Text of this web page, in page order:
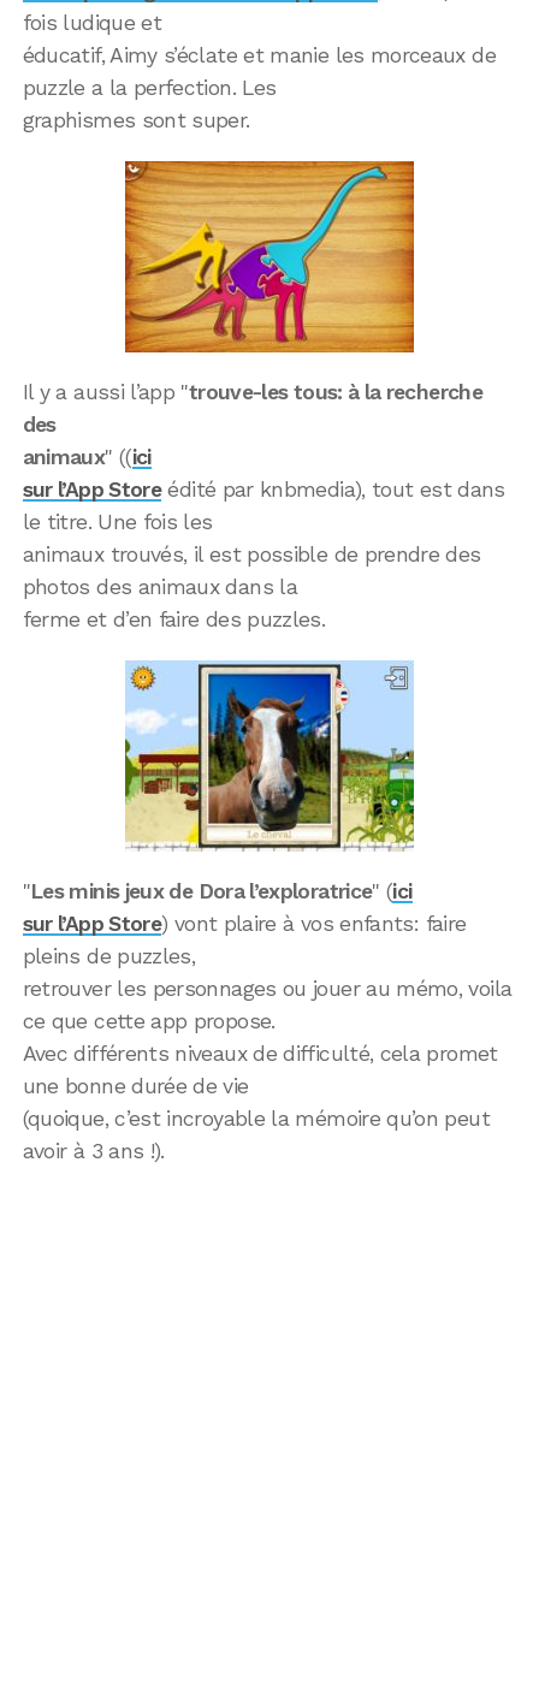
fois ludique et
éducatif, Aimy s’éclate et manie les morceaux de
puzzle a la perfection. Les
graphismes sont super.
Il y a aussi l’app "trouve-les tous: à la recherche
des
animaux" ((ici
sur l’App Storeédité par knbmedia), tout est dans
le titre. Une fois les
animaux trouvés, il est possible de prendre des
photos des animaux dans la
ferme et d’en faire des puzzles.
"Les minis jeux de Dora l’exploratrice" (ici
sur l’App Store) vont plaire à vos enfants: faire
pleins de puzzles,
retrouver les personnages ou jouer au mémo, voila
ce que cette app propose.
Avec différents niveaux de difficulté, cela promet
une bonne durée de vie
(quoique, c’est incroyable la mémoire qu’on peut
avoir à 3 ans !).